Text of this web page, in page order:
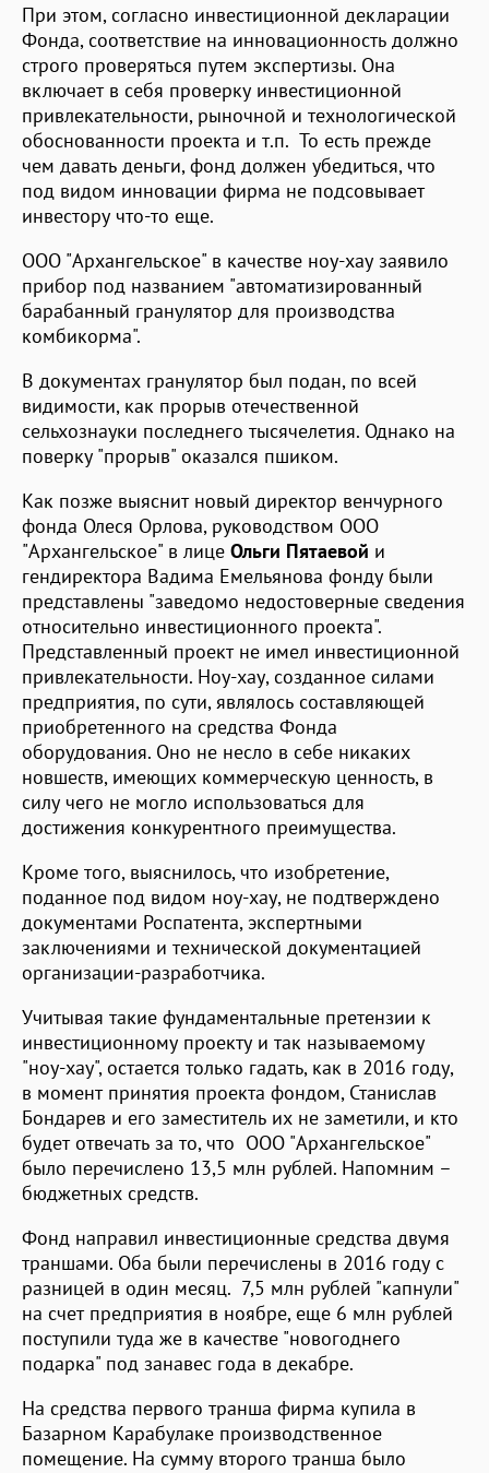
При этом, согласно инвестиционной декларации
Фонда, соответствие на инновационность должно
строго проверяться путем экспертизы. Она
включает в себя проверку инвестиционной
привлекательности, рыночной и технологической
обоснованности проекта и т.п. То есть прежде
чем давать деньги, фонд должен убедиться, что
под видом инновации фирма не подсовывает
инвестору что-то еще.
ООО "Архангельское" в качестве ноу-хау заявило
прибор под названием "автоматизированный
барабанный гранулятор для производства
комбикорма".
В документах гранулятор был подан, по всей
видимости, как прорыв отечественной
сельхознауки последнего тысячелетия. Однако на
поверку "прорыв" оказался пшиком.
Как позже выяснит новый директор венчурного
фонда Олеся Орлова, руководством ООО
"Архангельское" в лице Ольги Пятаевой и
гендиректора Вадима Емельянова фонду были
представлены "заведомо недостоверные сведения
относительно инвестиционного проекта".
Представленный проект не имел инвестиционной
привлекательности. Ноу-хау, созданное силами
предприятия, по сути, являлось составляющей
приобретенного на средства Фонда
оборудования. Оно не несло в себе никаких
новшеств, имеющих коммерческую ценность, в
силу чего не могло использоваться для
достижения конкурентного преимущества.
Кроме того, выяснилось, что изобретение,
поданное под видом ноу-хау, не подтверждено
документами Роспатента, экспертными
заключениями и технической документацией
организации-разработчика.
Учитывая такие фундаментальные претензии к
инвестиционному проекту и так называемому
"ноу-хау", остается только гадать, как в 2016 году,
в момент принятия проекта фондом, Станислав
Бондарев и его заместитель их не заметили, и кто
будет отвечать за то, что ООО "Архангельское"
было перечислено 13,5 млн рублей. Напомним –
бюджетных средств.
Фонд направил инвестиционные средства двумя
траншами. Оба были перечислены в 2016 году с
разницей в один месяц. 7,5 млн рублей "капнули"
на счет предприятия в ноябре, еще 6 млн рублей
поступили туда же в качестве "новогоднего
подарка" под занавес года в декабре.
На средства первого транша фирма купила в
Базарном Карабулаке производственное
помещение. На сумму второго транша было